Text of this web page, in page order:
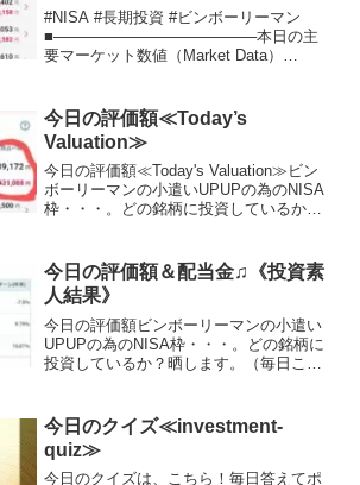
#NISA #長期投資 #ビンボーリーマン
■───────────────────本日の主
要マーケット数値（Market Data）
経平均（...
今日の評価額≪Today’s
Valuation≫
今日の評価額≪Today's Valuation≫ビン
ボーリーマンの小遣いUPUPの為のNISA
枠・・・。どの銘柄に投資しているか？
ので無しかな？？）（投資信託の評価...
今日の評価額＆配当金♫《投資素
人結果》
今日の評価額ビンボーリーマンの小遣い
UPUPの為のNISA枠・・・。どの銘柄に
投資しているか？晒します。（毎日ここ
（投資信託の評価のみです。これ以外に
もETFにもいれて...
今日のクイズ≪investment-
quiz≫
今日のクイズは、こちら！毎日答えてポ